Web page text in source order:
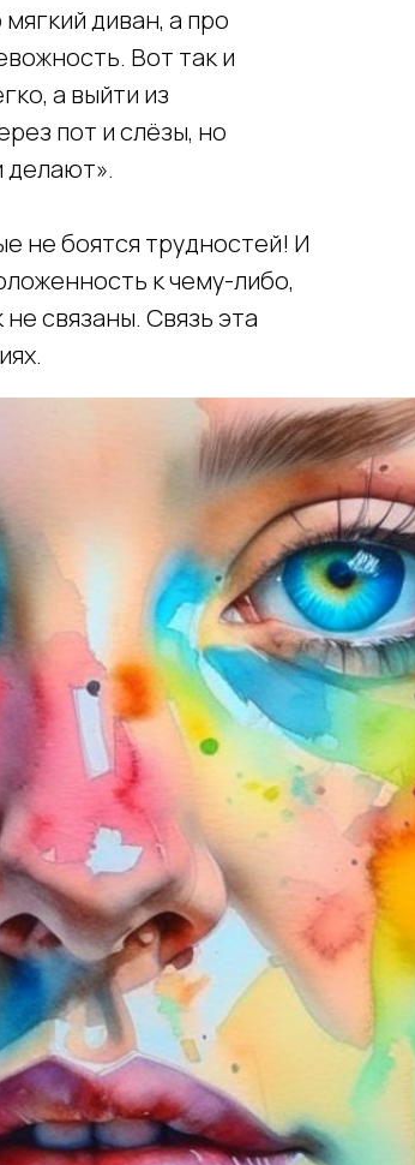
диван, а про
Вот так и
а выйти из
пот и слёзы, но
делают».
не боятся трудностей! И
к чему-либо,
связаны. Связь эта